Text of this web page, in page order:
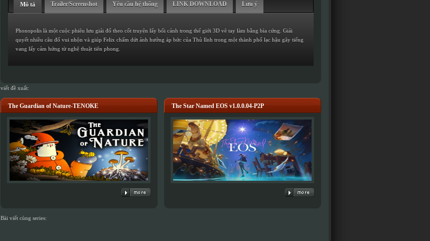
Mô tả Trailer/Screenshot Yêu cầu hệ thống LINK DOWNLOAD Lưu ý
Phonopolis là một cuộc phiêu lưu giải đố theo cốt truyện lấy bối cảnh trong thế giới 3D vẽ tay làm bằng bìa cứng. Giải
quyết nhiều câu đố vui nhộn và giúp Felix chấm dứt ảnh hưởng áp bức của Thủ lĩnh trong một thành phố lạc hậu gây tiếng
vang lấy cảm hứng từ nghệ thuật tiên phong.
viết đề xuất:
The Guardian of Nature-TENOKE The Star Named EOS v1.0.0.04-P2P
Bài viết cùng series: